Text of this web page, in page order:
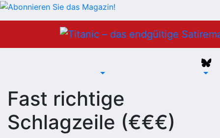
Fast richtige
Schlagzeile (€€€)